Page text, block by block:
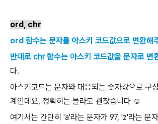
ord, chr
ord 함수는 문자를 아스키 코드값으로 변환해
반대로 chr 함수는 아스키 코드값을 문자로 변
다.
아스키코드는 문자와 대응되는 숫자값으로 구
계인데요, 정확히는 몰라도 괜찮습니다 ☺️
여기서는 간단히 'a'라는 문자가 97, 'z'라는 문